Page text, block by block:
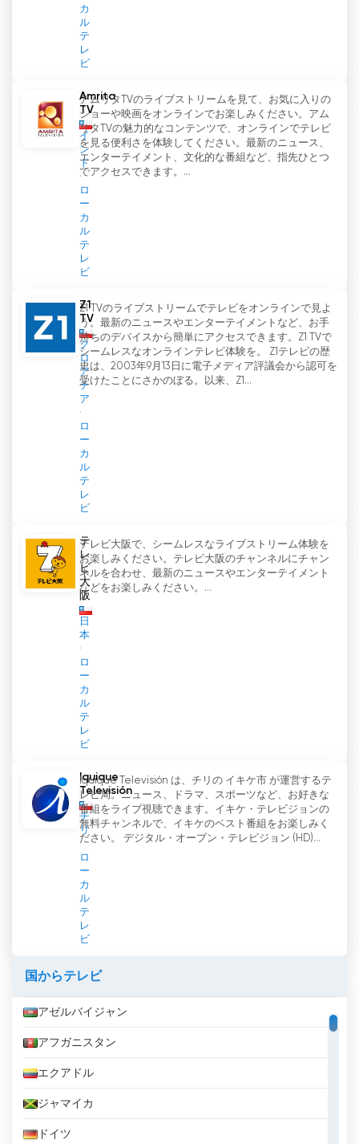
カ
ル
テ
レ
ビ
Amrita
TV
イ
ン
ド
ロ
ー
カ
ル
テ
レ
ビ
アムリタTVのライブストリームを見て、お気に入りの
ショーや映画をオンラインでお楽しみください。アム
リタTVの魅力的なコンテンツで、オンラインでテレビ
を見る便利さを体験してください。最新のニュース、
エンターテイメント、文化的な番組など、指先ひとつ
でアクセスできます。...
Z1
TV
ク
ロ
ア
チ
ア
ロ
ー
カ
ル
テ
レ
ビ
Z1 TVのライブストリームでテレビをオンラインで見よ
う。最新のニュースやエンターテイメントなど、お手
持ちのデバイスから簡単にアクセスできます。Z1 TVで
シームレスなオンラインテレビ体験を。 Z1テレビの歴
史は、2003年9月13日に電子メディア評議会から認可を
受けたことにさかのぼる。以来、Z1...
テ
レ
ビ
大
阪
日
本
ロ
ー
カ
ル
テ
レ
ビ
テレビ大阪で、シームレスなライブストリーム体験を
お楽しみください。テレビ大阪のチャンネルにチャン
ネルを合わせ、最新のニュースやエンターテイメント
などをお楽しみください。...
Iquique
Televisión
チ
リ
ロ
ー
カ
ル
テ
レ
ビ
Iquique Televisión は、チリの イキケ市 が運営するテ
レビ局。ニュース、ドラマ、スポーツなど、お好きな
番組をライブ視聴できます。イキケ・テレビジョンの
無料チャンネルで、イキケのベスト番組をお楽しみく
ださい。 デジタル・オープン・テレビジョン (HD)...
国からテレビ
アゼルバイジャン
アフガニスタン
エクアドル
ジャマイカ
ドイツ